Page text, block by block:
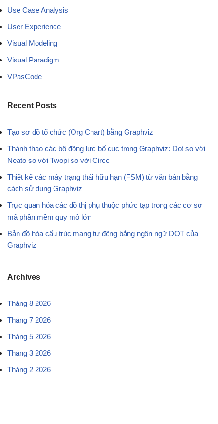
Use Case Analysis
User Experience
Visual Modeling
Visual Paradigm
VPasCode
Recent Posts
Tạo sơ đồ tổ chức (Org Chart) bằng Graphviz
Thành thạo các bộ động lực bố cục trong Graphviz: Dot so với
Neato so với Twopi so với Circo
Thiết kế các máy trạng thái hữu hạn (FSM) từ văn bản bằng
cách sử dụng Graphviz
Trực quan hóa các đồ thị phụ thuộc phức tạp trong các cơ sở
mã phần mềm quy mô lớn
Bản đồ hóa cấu trúc mạng tự động bằng ngôn ngữ DOT của
Graphviz
Archives
Tháng 8 2026
Tháng 7 2026
Tháng 5 2026
Tháng 3 2026
Tháng 2 2026